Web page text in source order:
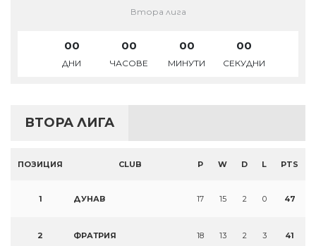
Втора лига
00
ДНИ
00
ЧАСОВЕ
00
МИНУТИ
00
СЕКУДНИ
ВТОРА ЛИГА
ПОЗИЦИЯ CLUB P W D L PTS
1 ДУНАВ 17 15 2 0 47
2 ФРАТРИЯ 18 13 2 3 41